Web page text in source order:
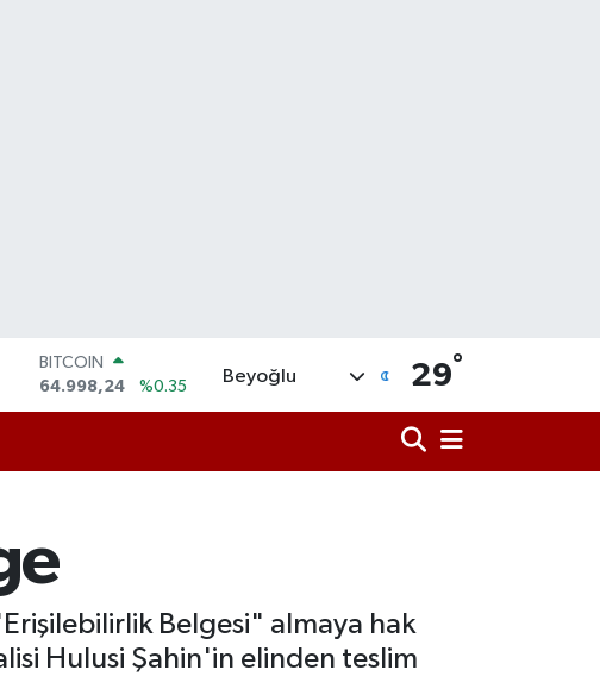
DOLAR
47,7436
%0.18
EURO
BİST100
13.779
Beyoğlu 29°
Belgesi" almaya hak
Hulusi Şahin'in elinden teslim